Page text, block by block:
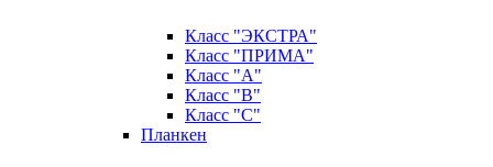
Класс "ЭКСТРА"
Класс "ПРИМА"
Класс "А"
Класс "B"
Класс "C"
Планкен